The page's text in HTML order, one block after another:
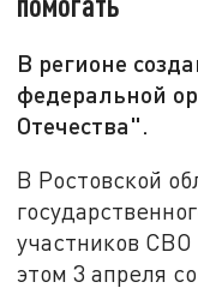
В регионе
федеральной
Отечества".
В Ростовской
участников
этом 3 апреля